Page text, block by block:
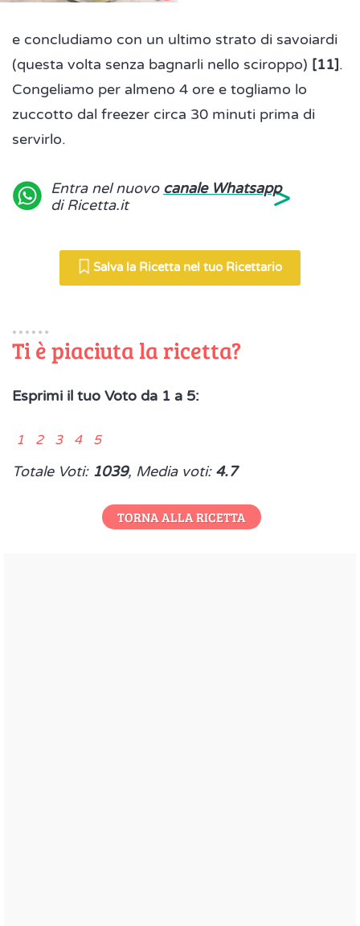
e concludiamo con un ultimo strato di savoiardi
(questa volta senza bagnarli nello sciroppo) [11].
Congeliamo per almeno 4 ore e togliamo lo
zuccotto dal freezer circa 30 minuti prima di
servirlo.
Entra nel nuovo canale Whatsapp
di Ricetta.it
>
Salva la Ricetta nel tuo Ricettario
Ti è piaciuta la ricetta?
Esprimi il tuo Voto da 1 a 5:
1 2 3 4 5
Totale Voti: 1039, Media voti: 4.7
TORNA ALLA RICETTA